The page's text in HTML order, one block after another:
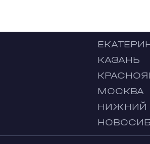
КАЗАНЬ
МОСКВА
НИЖНИЙ